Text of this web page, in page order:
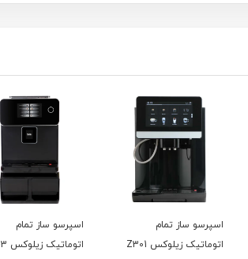
اسپرسو ساز تمام
اتوماتیک زیلوکس Z301
اسپرسو ساز تمام
اتوماتیک زیلوکس Z303